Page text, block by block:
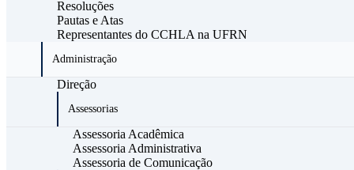
Resoluções
Pautas e Atas
Representantes do CCHLA na UFRN
Administração
Direção
Assessorias
Assessoria Acadêmica
Assessoria Administrativa
Assessoria de Comunicação